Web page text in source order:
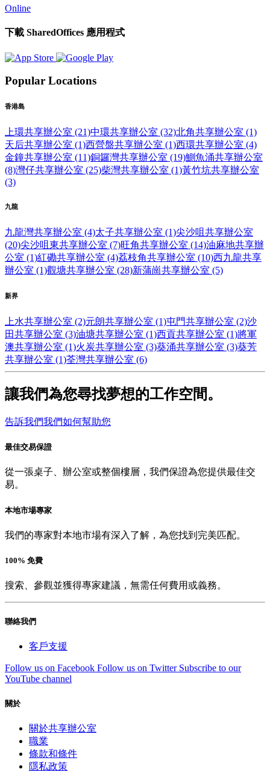
Online
下載 SharedOffices 應用程式
Popular Locations
香港島
上環共享辦公室 (21)中環共享辦公室 (32)北角共享辦公室 (1)
天后共享辦公室 (1)西營盤共享辦公室 (1)西環共享辦公室 (4)
金鐘共享辦公室 (11)銅鑼灣共享辦公室 (19)鰂魚涌共享辦公室
(8)灣仔共享辦公室 (25)柴灣共享辦公室 (1)黃竹坑共享辦公室
(3)
九龍
九龍灣共享辦公室 (4)太子共享辦公室 (1)尖沙咀共享辦公室
(20)尖沙咀東共享辦公室 (7)旺角共享辦公室 (14)油麻地共享辦
公室 (1)紅磡共享辦公室 (4)荔枝角共享辦公室 (10)西九龍共享
辦公室 (1)觀塘共享辦公室 (28)新蒲崗共享辦公室 (5)
新界
上水共享辦公室 (2)元朗共享辦公室 (1)屯門共享辦公室 (2)沙
田共享辦公室 (3)油塘共享辦公室 (1)西貢共享辦公室 (1)將軍
澳共享辦公室 (1)火炭共享辦公室 (3)葵涌共享辦公室 (3)葵芳
共享辦公室 (1)荃灣共享辦公室 (6)
讓我們為您尋找夢想的工作空間。
告訴我們我們如何幫助您
最佳交易保證
從一張桌子、辦公室或整個樓層，我們保證為您提供最佳交
易。
本地市場專家
我們的專家對本地市場有深入了解，為您找到完美匹配。
100% 免費
搜索、參觀並獲得專家建議，無需任何費用或義務。
聯絡我們
客戶支援
Follow us on Facebook Follow us on Twitter Subscribe to our
YouTube channel
關於
關於共享辦公室
職業
條款和條件
隱私政策